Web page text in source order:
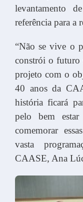
levantamento
referência para a
“Não se vive o
constrói o futuro
projeto com o
40 anos da
história ficará
pelo bem estar
comemorar
vasta
CAASE, Ana